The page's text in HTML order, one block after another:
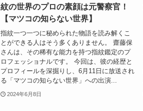
紋の世界のプロの素顔は元警察官！
【マツコの知らない世界】
指紋一つ一つに秘められた物語を読み解くこ
とができる人はそう多くありません。 齋藤保
さんは、その稀有な能力を持つ指紋鑑定のプ
ロフェッショナルです。 今回は、彼の経歴と
プロフィールを深掘りし、6月11日に放送され
る「マツコの知らない世界」への出演...
2024年6月8日